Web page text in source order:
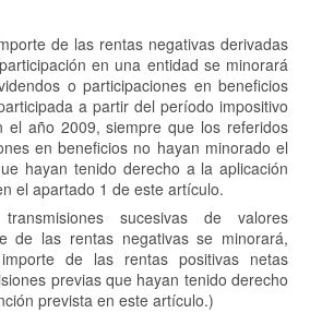
de las rentas negativas derivadas
en una entidad se minorará
o participaciones en beneficios
a partir del período impositivo
el año 2009, siempre que los referidos
en beneficios no hayan minorado el
hayan tenido derecho a la aplicación
el apartado 1 de este artículo.
sucesivas de valores
de las rentas negativas se minorará,
de las rentas positivas netas
previas que hayan tenido derecho
prevista en este artículo.)